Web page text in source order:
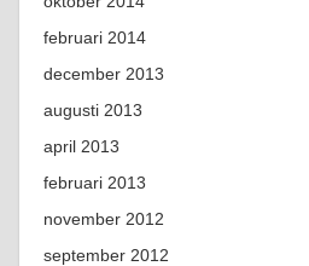
februari 2014
december 2013
augusti 2013
april 2013
februari 2013
november 2012
september 2012